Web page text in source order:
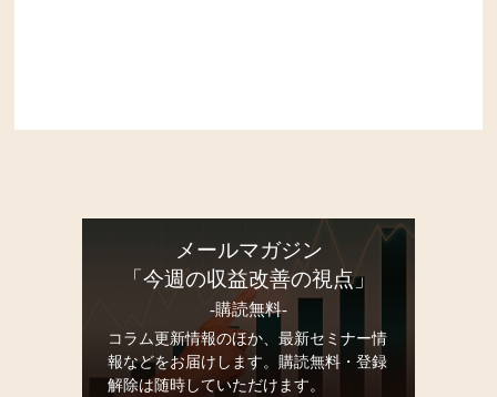
メールマガジン
「今週の収益改善の視点」
-購読無料-
コラム更新情報のほか、最新セミナー情
報などをお届けします。購読無料・登録
解除は随時していただけます。